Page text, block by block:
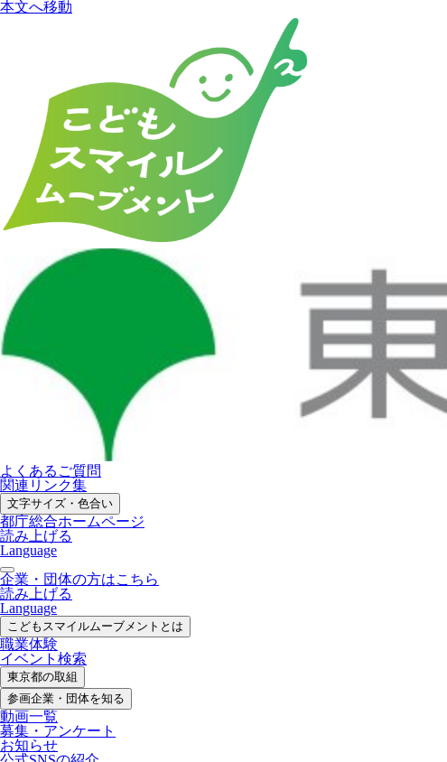
本文へ移動
よくあるご質問
関連リンク集
文字サイズ・色合い
都庁総合ホームページ
読み上げる
Language
企業・団体の方はこちら
読み上げる
Language
こどもスマイルムーブメントとは
職業体験
イベント検索
東京都の取組
参画企業・ 団体を知る
動画一覧
募集・ アンケート
お知らせ